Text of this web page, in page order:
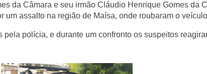
da Câmara e seu irmão Cláudio Henrique Gomes da
um assalto na região de Maísa, onde roubaram o
polícia, e durante um confronto os suspeitos